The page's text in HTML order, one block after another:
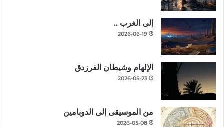
إلى الغرب ..
2026-06-19
الإلهام وشيطان الفرزدق
2026-05-23
من الموسيقى إلى الدوبامين
2026-05-08